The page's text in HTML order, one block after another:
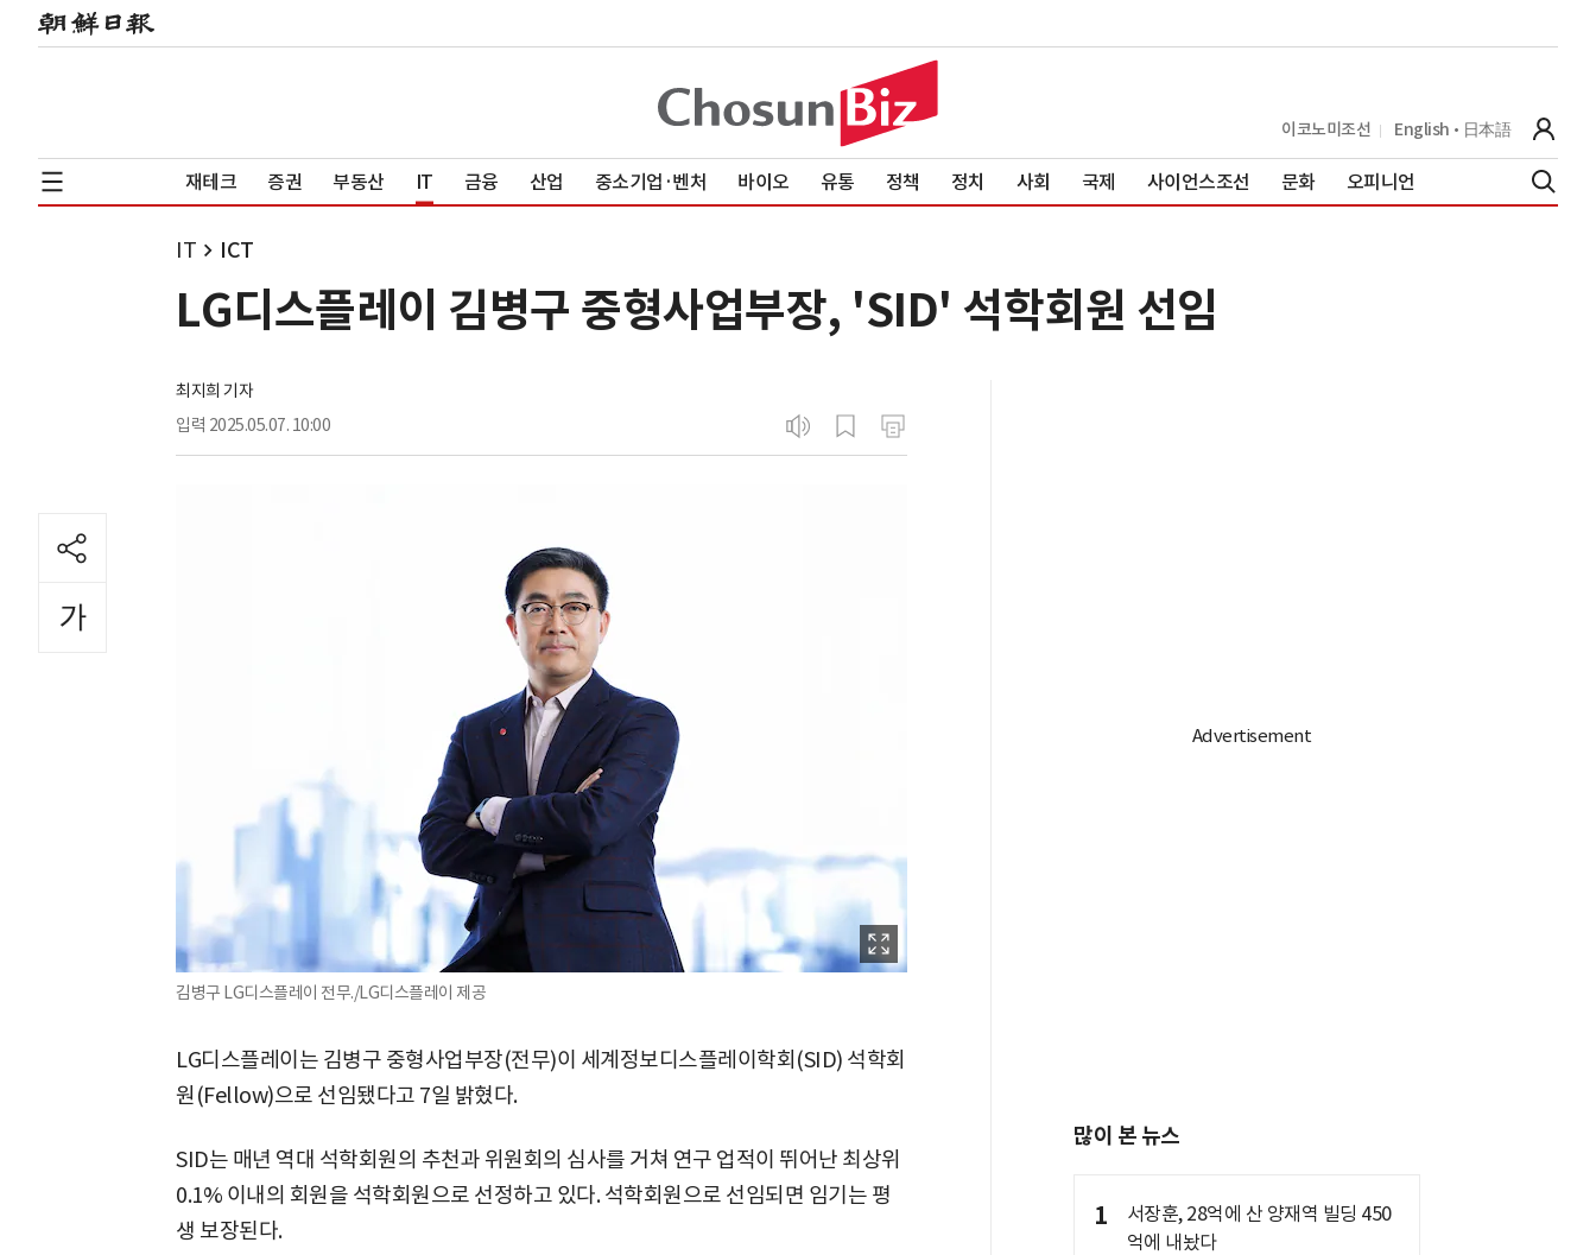
이코노미조선 English 日本語
재테크 증권 부동산 IT 금융 산업 중소기업·벤처 바이오 유통 정책 정치 사회 국제 사이언스조선 문화 오피니언
IT ICT
LG디스플레이 김병구 중형사업부장, 'SID' 석학회원 선임
최지희 기자
입력 2025.05.07. 10:00
김병구 LG디스플레이 전무./LG디스플레이 제공
LG디스플레이는 김병구 중형사업부장(전무)이 세계정보디스플레이학회(SID) 석학회
원(Fellow)으로 선임됐다고 7일 밝혔다.
SID는 매년 역대 석학회원의 추천과 위원회의 심사를 거쳐 연구 업적이 뛰어난 최상위
0.1% 이내의 회원을 석학회원으로 선정하고 있다. 석학회원으로 선임되면 임기는 평
생 보장된다.
많이 본 뉴스
1
서장훈, 28억에 산 양재역 빌딩 450
억에 내놨다